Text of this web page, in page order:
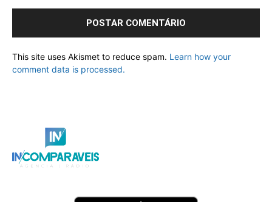
This site uses Akismet to reduce spam. Learn how your
comment data is processed.